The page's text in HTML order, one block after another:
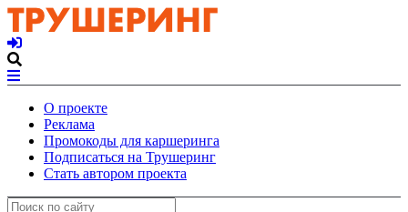
О проекте
Реклама
Промокоды для каршеринга
Подписаться на Трушеринг
Стать автором проекта